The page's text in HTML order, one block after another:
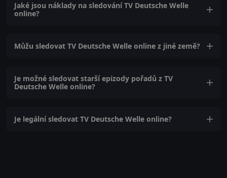
Jaké jsou náklady na sledování TV Deutsche Welle
online?
Můžu sledovat TV Deutsche Welle online z jiné země?
Je možné sledovat starší epizody pořadů z TV
Deutsche Welle online?
Je legální sledovat TV Deutsche Welle online?